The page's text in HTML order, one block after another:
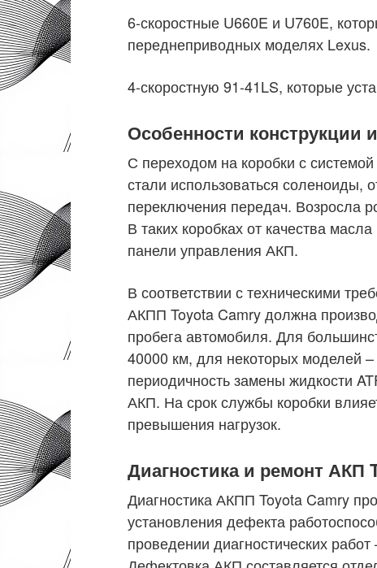
6-скоростные U660E и U760E,
переднеприводных моделях Lexus.
4-скоростную 91-41LS, которые
Особенности конструкции
С переходом на коробки с
стали использоваться соленоиды,
переключения передач. Возросла
В таких коробках от качества
панели управления АКП.
В соответствии с техническими
АКПП Toyota Camry должна
пробега автомобиля. Для
40000 км, для некоторых моделей
периодичность замены жидкости
АКП. На срок службы коробки
превышения нагрузок.
Диагностика и ремонт АКП
Диагностика АКПП Toyota Camry
установления дефекта
проведении диагностических